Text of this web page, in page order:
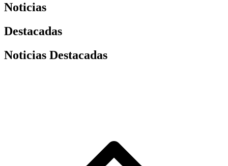
Noticias
Destacadas
Noticias Destacadas